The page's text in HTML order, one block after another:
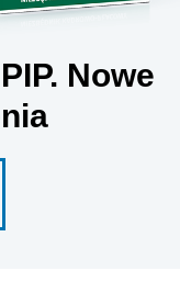
Nowe